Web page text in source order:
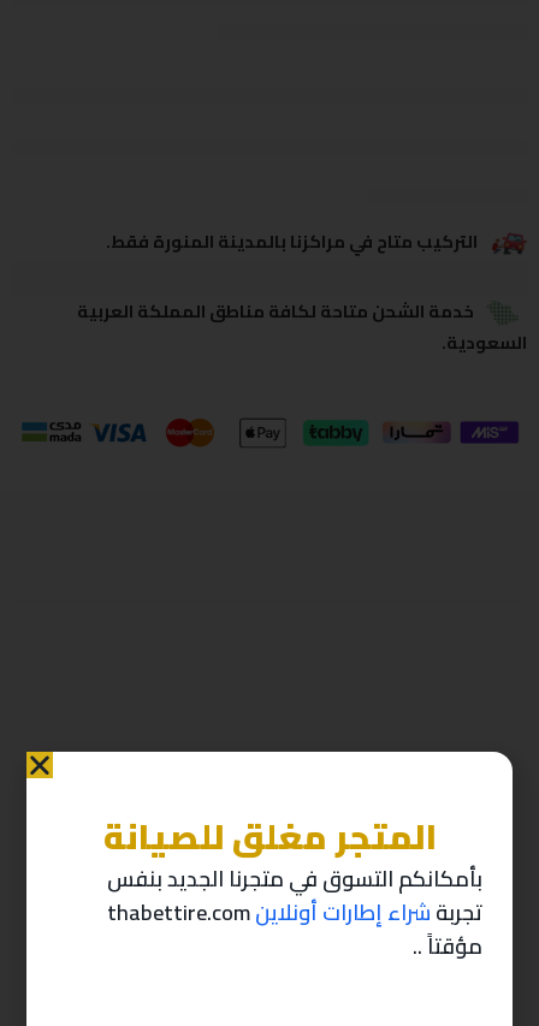
التركيب متاح في مراكزنا بالمدينة المنورة فقط.
خدمة الشحن متاحة لكافة مناطق المملكة العربية
السعودية.
منتجات ذات صله
-10%
المتجر مغلق للصيانة
بأمكانكم التسوق في متجرنا الجديد بنفس
تجربةشراء إطارات أونلاينthabettire.com
مؤقتاً ..